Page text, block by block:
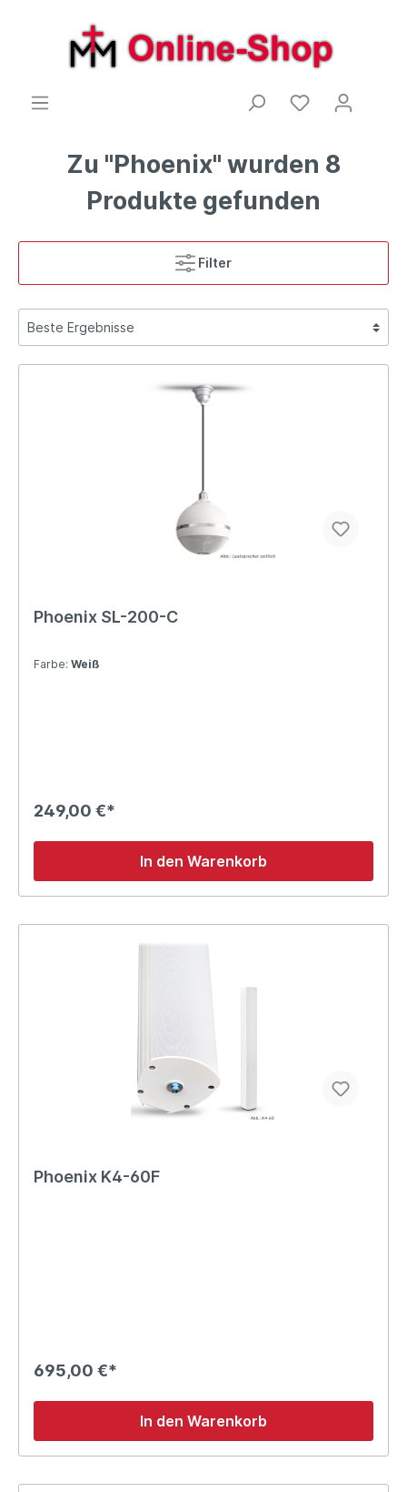
Zu "Phoenix" wurden 8
Produkte gefunden
Filter
Phoenix SL-200-C
Farbe: Weiß
249,00 €*
In den Warenkorb
Phoenix K4-60F
695,00 €*
In den Warenkorb